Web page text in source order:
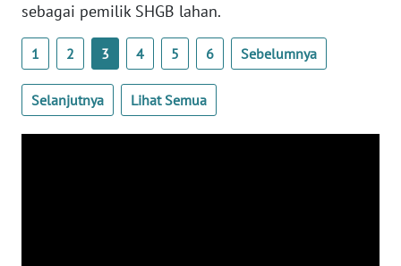
sebagai pemilik SHGB lahan.
1 2 3 4 5 6 Sebelumnya
Selanjutnya Lihat Semua
JAMBI
WN
SULTRA